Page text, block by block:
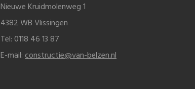
Nieuwe Kruidmolenweg 1
4382 WB Vlissingen
Tel: 0118 46 13 87
E-mail:constructie@van-belzen.nl